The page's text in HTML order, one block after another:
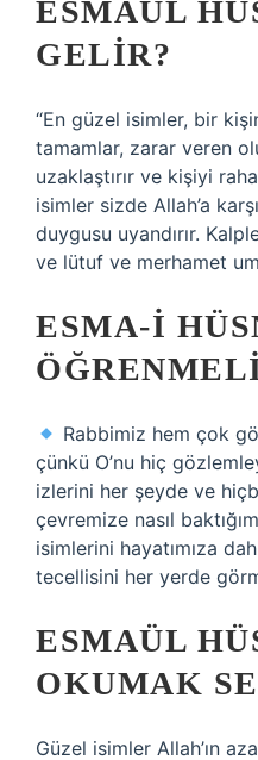
ESMAÜL
GELIR?
“En güzel isimler, bir
tamamlar, zarar veren
uzaklaştırır ve kişiyi
isimler sizde Allah’a
duygusu uyandırır.
ve lütuf ve merhamet
ESMA-I
Rabbimiz hem çok
çünkü O’nu hiç
izlerini her şeyde ve
çevremize nasıl
isimlerini hayatımıza
tecellisini her yerde
ESMAÜL
OKUMAK
Güzel isimler Allah’ın